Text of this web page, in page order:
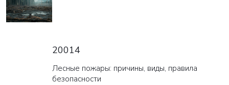
20014
Лесные пожары: причины, виды, правила
безопасности